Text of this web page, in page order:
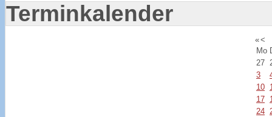
Terminkalender
«<
Mo
27
3
10
17
24